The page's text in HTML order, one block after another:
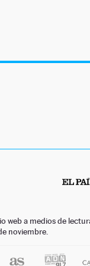
web a medios de
noviembre.